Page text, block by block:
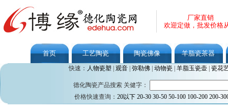
厂家直销
欢迎定做，批发价格
首页 工艺陶瓷 陶瓷佛像 羊脂瓷茶器
快速： 人物瓷塑 观音| 弥勒佛| 动物瓷| 羊脂玉瓷壶| 瓷花
德化陶瓷产品搜索 关健字：
价格快速查询： 20以下 20-30 30-50 50-100 100-200 200-